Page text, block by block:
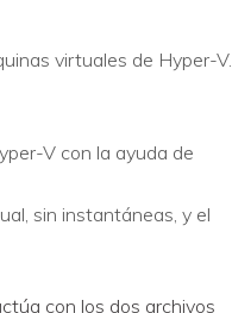
virtuales de Hyper-V.
V con la ayuda de
sin instantáneas, y el
con los dos archivos